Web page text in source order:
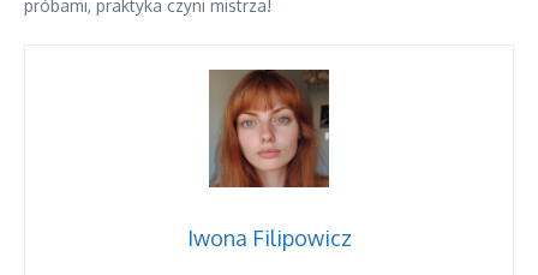
próbami, praktyka czyni mistrza!
Iwona Filipowicz